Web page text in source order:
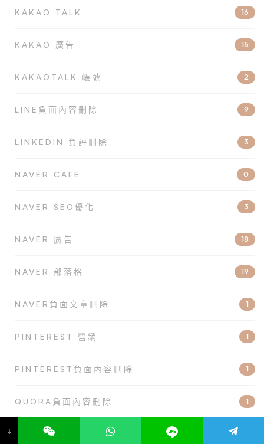
KAKAO TALK 16
KAKAO 廣告 15
KAKAOTALK 帳號 2
LINE負面內容刪除 9
LINKEDIN 負評刪除 3
NAVER CAFE 0
NAVER SEO優化 3
NAVER 廣告 18
NAVER 部落格 19
NAVER負面文章刪除 1
PINTEREST 營銷 1
PINTEREST負面內容刪除 1
QUORA負面內容刪除 1
REDDIT負面內容刪除
↓